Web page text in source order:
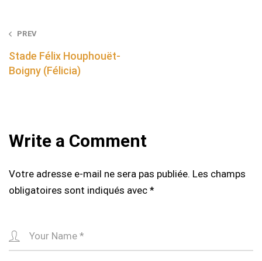
Post
navigation
PREV
Stade Félix Houphouët-
Boigny (Félicia)
Write a Comment
Votre adresse e-mail ne sera pas publiée. Les champs
obligatoires sont indiqués avec *